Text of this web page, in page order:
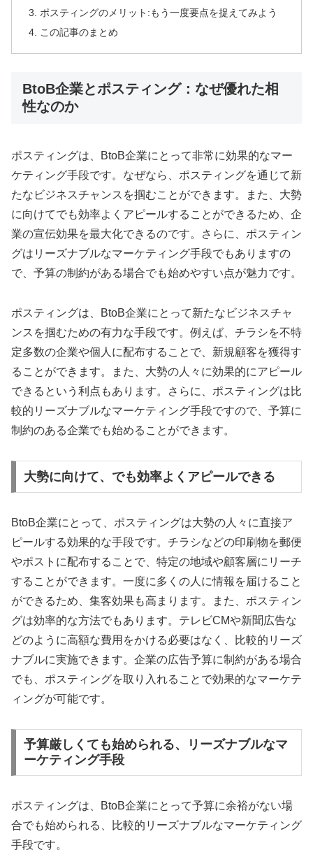
ポスティングのメリット:もう一度要点を捉えてみよう
この記事のまとめ
BtoB企業とポスティング：なぜ優れた相
性なのか
ポスティングは、BtoB企業にとって非常に効果的なマー
ケティング手段です。なぜなら、ポスティングを通じて新
たなビジネスチャンスを掴むことができます。また、大勢
に向けてでも効率よくアピールすることができるため、企
業の宣伝効果を最大化できるのです。さらに、ポスティン
グはリーズナブルなマーケティング手段でもありますの
で、予算の制約がある場合でも始めやすい点が魅力です。
ポスティングは、BtoB企業にとって新たなビジネスチャ
ンスを掴むための有力な手段です。例えば、チラシを不特
定多数の企業や個人に配布することで、新規顧客を獲得す
ることができます。また、大勢の人々に効果的にアピール
できるという利点もあります。さらに、ポスティングは比
較的リーズナブルなマーケティング手段ですので、予算に
制約のある企業でも始めることができます。
大勢に向けて、でも効率よくアピールできる
BtoB企業にとって、ポスティングは大勢の人々に直接ア
ピールする効果的な手段です。チラシなどの印刷物を郵便
やポストに配布することで、特定の地域や顧客層にリーチ
することができます。一度に多くの人に情報を届けること
ができるため、集客効果も高まります。また、ポスティン
グは効率的な方法でもあります。テレビCMや新聞広告な
どのように高額な費用をかける必要はなく、比較的リーズ
ナブルに実施できます。企業の広告予算に制約がある場合
でも、ポスティングを取り入れることで効果的なマーケテ
ィングが可能です。
予算厳しくても始められる、リーズナブルなマ
ーケティング手段
ポスティングは、BtoB企業にとって予算に余裕がない場
合でも始められる、比較的リーズナブルなマーケティング
手段です。